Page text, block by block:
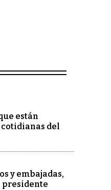
están
del
y embajadas,
presidente